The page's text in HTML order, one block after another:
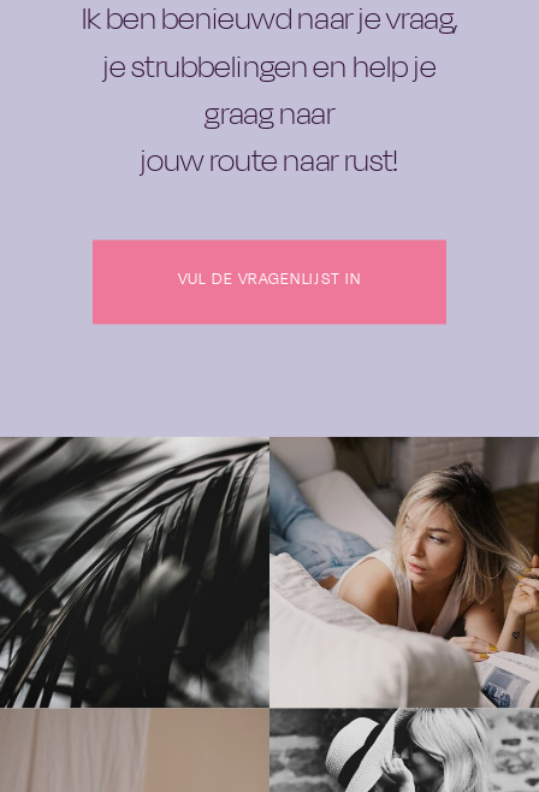
Ik ben benieuwd naar je vraag,
je strubbelingen en help je
graag naar
jouw route naar rust!
VUL DE VRAGENLIJST IN